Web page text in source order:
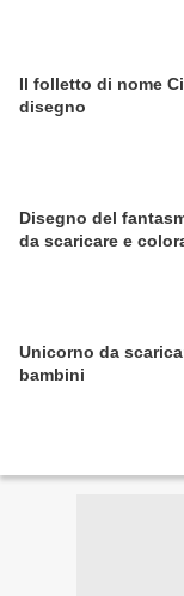
Il folletto di nome
disegno
Disegno del
da scaricare e
Unicorno da
bambini